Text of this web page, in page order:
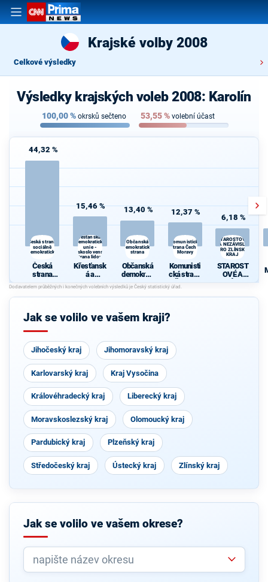
Krajské volby 2008
Celkové výsledky
Výsledky krajských voleb 2008: Karolín
100,00% okrsků sečteno 53,55% volební účast
44,32 %
Česká strana
sociálně
demokratická
Česká
strana
sociálně
demokrati
cká
15,46 %
Křesťanská a
demokratická
unie -
Československá
strana lidová
Křesťansk
á a
demokrati
cká unie -
Českoslov
strana
13,40 %
Občanská
demokratická
strana
Občanská
demokrati
cká strana
12,37 %
Komunistická
strana Čech a
Moravy
Komunisti
cká strana
Čech a
Moravy
6,18 %
STAROSTOVÉ
A NEZÁVISLÍ
PRO ZLÍNSKÝ
KRAJ
STAROST
OVÉ A
NEZÁVISL
ZLÍNSKÝ
Jak se volilo ve vašem kraji?
Jihočeský kraj Jihomoravský kraj
Karlovarský kraj Kraj Vysočina
Královéhradecký kraj Liberecký kraj
Moravskoslezský kraj Olomoucký kraj
Pardubický kraj Plzeňský kraj
Středočeský kraj Ústecký kraj Zlínský kraj
Jak se volilo ve vašem okrese?